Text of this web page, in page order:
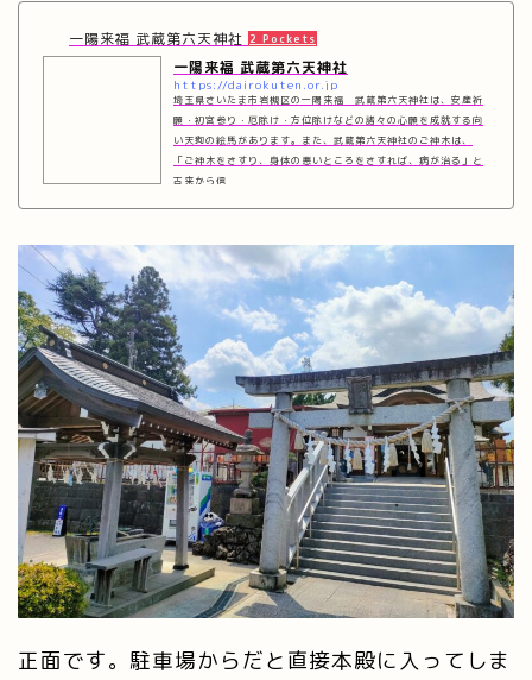
一陽来福 武蔵第六天神社 2 Pockets
一陽来福 武蔵第六天神社
https://dairokuten.or.jp
埼玉県さいたま市岩槻区の一陽来福 武蔵第六天神社は、安産祈
願・初宮参り・厄除け・方位除けなどの諸々の心願を成就する向
い天狗の絵馬があります。また、武蔵第六天神社のご神木は、
「ご神木をさすり、身体の悪いところをさすれば、病が治る」と
古来から信
正面です。駐車場からだと直接本殿に入ってしま